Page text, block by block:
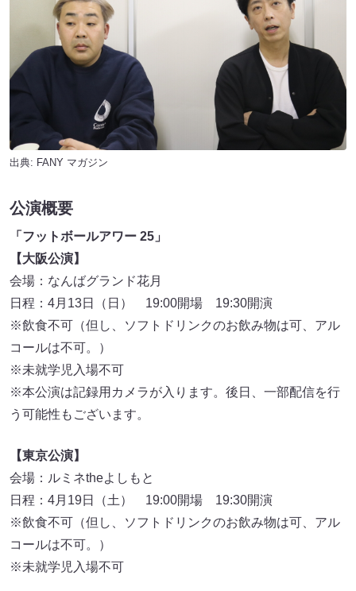
出典: FANY マガジン
公演概要
「フットボールアワー 25」
【大阪公演】
会場：なんばグランド花月
日程：4月13日（日） 19:00開場 19:30開演
※飲食不可（但し、ソフトドリンクのお飲み物は可、アル
コールは不可。）
※未就学児入場不可
※本公演は記録用カメラが入ります。後日、一部配信を行
う可能性もございます。
【東京公演】
会場：ルミネtheよしもと
日程：4月19日（土） 19:00開場 19:30開演
※飲食不可（但し、ソフトドリンクのお飲み物は可、アル
コールは不可。）
※未就学児入場不可